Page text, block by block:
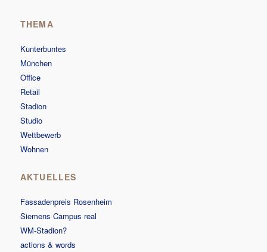
THEMA
Kunterbuntes
München
Office
Retail
Stadion
Studio
Wettbewerb
Wohnen
AKTUELLES
Fassadenpreis Rosenheim
Siemens Campus real
WM-Stadion?
actions & words